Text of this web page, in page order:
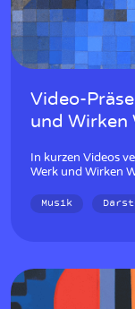
Video-
und Wirken
In kurzen Videos
Werk und Wirken
Musik